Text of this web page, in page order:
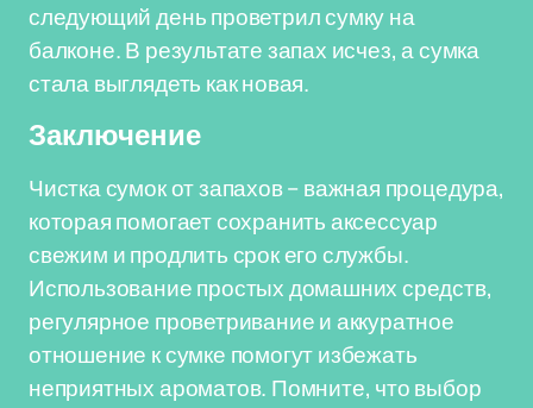
следующий день проветрил сумку на
балконе. В результате запах исчез, а сумка
стала выглядеть как новая.
Заключение
Чистка сумок от запахов – важная процедура,
которая помогает сохранить аксессуар
свежим и продлить срок его службы.
Использование простых домашних средств,
регулярное проветривание и аккуратное
отношение к сумке помогут избежать
неприятных ароматов. Помните, что выбор